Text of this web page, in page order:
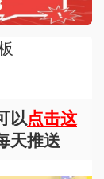
以点击这
天推送